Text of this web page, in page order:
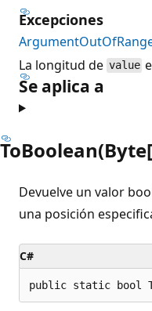
Excepciones
La longitud de value
Se aplica a
Devuelve un valor
una posición
C#
public static bool